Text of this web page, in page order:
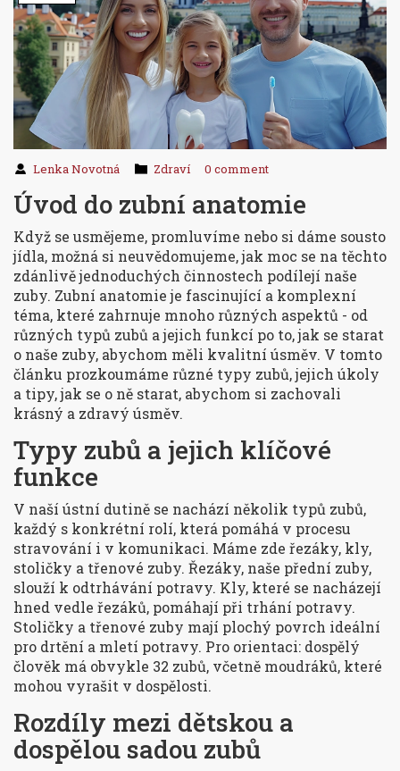
Lenka Novotná Zdraví 0 comment
Úvod do zubní anatomie
Když se usmějeme, promluvíme nebo si dáme sousto
jídla, možná si neuvědomujeme, jak moc se na těchto
zdánlivě jednoduchých činnostech podílejí naše
zuby. Zubní anatomie je fascinující a komplexní
téma, které zahrnuje mnoho různých aspektů - od
různých typů zubů a jejich funkcí po to, jak se starat
o naše zuby, abychom měli kvalitní úsměv. V tomto
článku prozkoumáme různé typy zubů, jejich úkoly
a tipy, jak se o ně starat, abychom si zachovali
krásný a zdravý úsměv.
Typy zubů a jejich klíčové
funkce
V naší ústní dutině se nachází několik typů zubů,
každý s konkrétní rolí, která pomáhá v procesu
stravování i v komunikaci. Máme zde řezáky, kly,
stoličky a třenové zuby. Řezáky, naše přední zuby,
slouží k odtrhávání potravy. Kly, které se nacházejí
hned vedle řezáků, pomáhají při trhání potravy.
Stoličky a třenové zuby mají plochý povrch ideální
pro drtění a mletí potravy. Pro orientaci: dospělý
člověk má obvykle 32 zubů, včetně moudráků, které
mohou vyrašit v dospělosti.
Rozdíly mezi dětskou a
dospělou sadou zubů